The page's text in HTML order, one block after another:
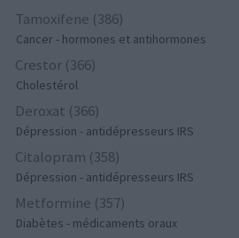
Tamoxifene (386)
Cancer - hormones et antihormones
Crestor (366)
Cholestérol
Deroxat (366)
Dépression - antidépresseurs IRS
Citalopram (358)
Dépression - antidépresseurs IRS
Metformine (357)
Diabètes - médicaments oraux